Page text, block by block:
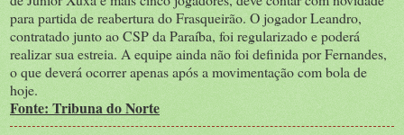
para partida de reabertura do Frasqueirão. O jogador Leandro,
contratado junto ao CSP da Paraíba, foi regularizado e poderá
realizar sua estreia. A equipe ainda não foi definida por Fernandes,
o que deverá ocorrer apenas após a movimentação com bola de
hoje.
Fonte: Tribuna do Norte